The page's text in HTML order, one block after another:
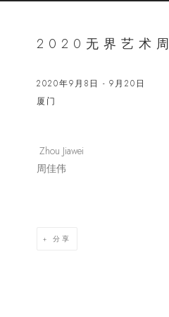
2020无界艺术周
2020年9月8日 - 9月20日
厦门
Zhou Jiawei
周佳伟
分享